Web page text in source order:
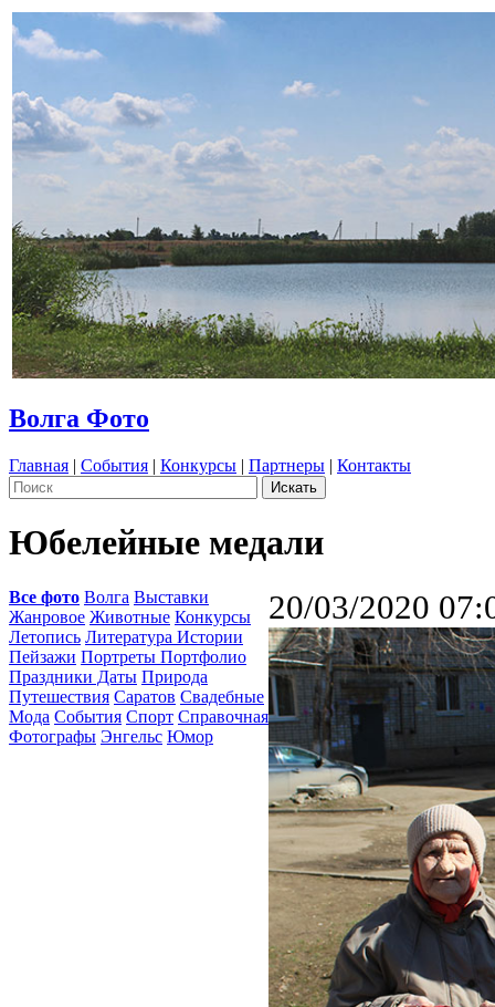
Волга Фото
Главная | События | Конкурсы | Партнеры | Контакты
Юбелейные медали
Все фото Волга Выставки
Жанровое Животные Конкурсы
Летопись Литература Истории
Пейзажи Портреты Портфолио
Праздники Даты Природа
Путешествия Саратов Свадебные
Мода События Спорт Справочная
Фотографы Энгельс Юмор
20/03/2020